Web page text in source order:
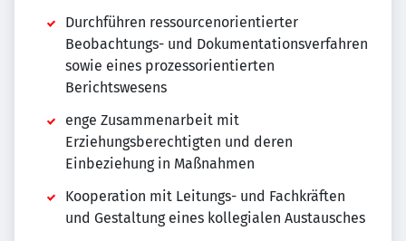
Durchführen ressourcenorientierter
Beobachtungs- und Dokumentationsverfahren
sowie eines prozessorientierten
Berichtswesens
enge Zusammenarbeit mit
Erziehungsberechtigten und deren
Einbeziehung in Maßnahmen
Kooperation mit Leitungs- und Fachkräften
und Gestaltung eines kollegialen Austausches